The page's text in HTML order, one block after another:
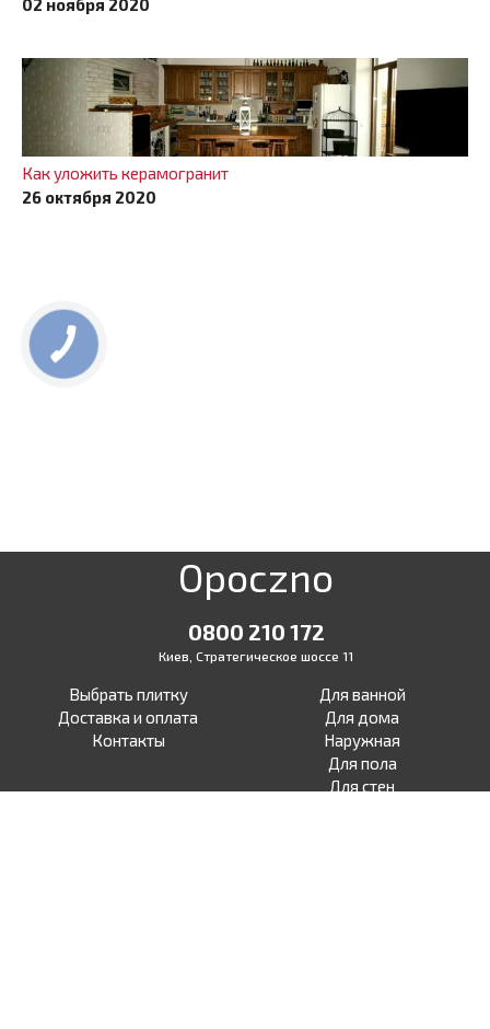
02 ноября 2020
Как уложить керамогранит
26 октября 2020
Opoczno
0800 210 172
Киев, Стратегическое шоссе 11
Выбрать плитку
Доставка и оплата
Контакты
Для ванной
Для дома
Наружная
Для пола
Для стен
КНОПКА
СВЯЗИ